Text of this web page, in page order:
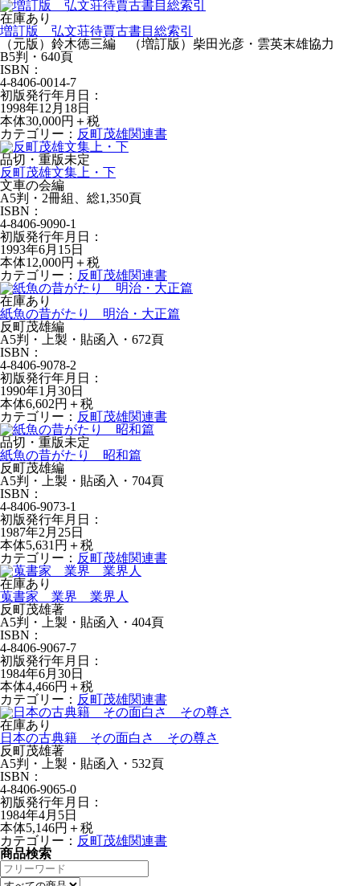
在庫あり
増訂版 弘文荘待賈古書目総索引
（元版）鈴木徳三編 （増訂版）柴田光彦・雲英末雄協力
B5判・640頁
ISBN：
4-8406-0014-7
初版発行年月日：
1998年12月18日
本体30,000円＋税
カテゴリー： 反町茂雄関連書
品切・重版未定
反町茂雄文集上・下
文車の会編
A5判・2冊組、総1,350頁
ISBN：
4-8406-9090-1
初版発行年月日：
1993年6月15日
本体12,000円＋税
カテゴリー： 反町茂雄関連書
在庫あり
紙魚の昔がたり 明治・大正篇
反町茂雄編
A5判・上製・貼函入・672頁
ISBN：
4-8406-9078-2
初版発行年月日：
1990年1月30日
本体6,602円＋税
カテゴリー： 反町茂雄関連書
品切・重版未定
紙魚の昔がたり 昭和篇
反町茂雄編
A5判・上製・貼函入・704頁
ISBN：
4-8406-9073-1
初版発行年月日：
1987年2月25日
本体5,631円＋税
カテゴリー： 反町茂雄関連書
在庫あり
蒐書家 業界 業界人
反町茂雄著
A5判・上製・貼函入・404頁
ISBN：
4-8406-9067-7
初版発行年月日：
1984年6月30日
本体4,466円＋税
カテゴリー： 反町茂雄関連書
在庫あり
日本の古典籍 その面白さ その尊さ
反町茂雄著
A5判・上製・貼函入・532頁
ISBN：
4-8406-9065-0
初版発行年月日：
1984年4月5日
本体5,146円＋税
カテゴリー： 反町茂雄関連書
商品検索